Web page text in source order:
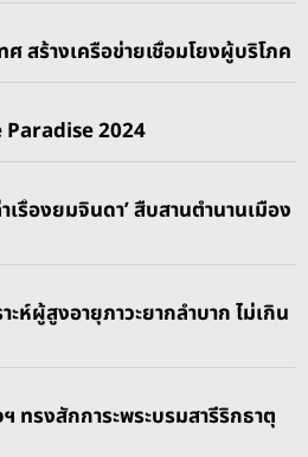
สร้างเครือข่ายเชื่อมโยงผู้บริโภค
2024
เรื่องยมจินดา’ สืบสานตำนานเมือง
ผู้สูงอายุภาวะยากลำบาก ไม่เกิน
ทรงสักการะพระบรมสารีริกธาตุ